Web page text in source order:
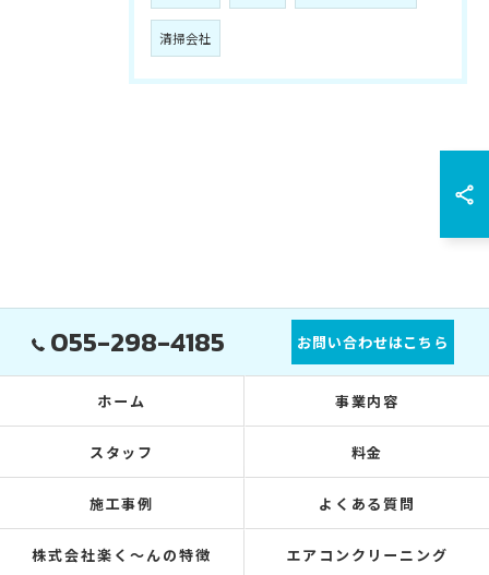
清掃会社
055-298-4185 お問い合わせはこちら
ホーム 事業内容
スタッフ 料金
施工事例 よくある質問
株式会社楽く～んの特徴 エアコンクリーニング